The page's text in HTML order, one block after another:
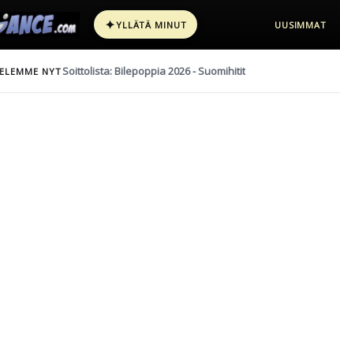
✦YLLÄTÄ MINUT UUSIMMAT
NYTSoittolista: Bilepoppia 2026 - Suomihitit